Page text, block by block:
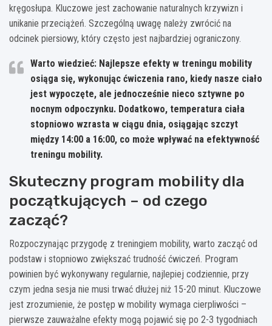
kręgosłupa. Kluczowe jest zachowanie naturalnych krzywizn i
unikanie przeciążeń. Szczególną uwagę należy zwrócić na
odcinek piersiowy, który często jest najbardziej ograniczony.
Warto wiedzieć: Najlepsze efekty w treningu mobility
osiąga się, wykonując ćwiczenia rano, kiedy nasze ciało
jest wypoczęte, ale jednocześnie nieco sztywne po
nocnym odpoczynku. Dodatkowo, temperatura ciała
stopniowo wzrasta w ciągu dnia, osiągając szczyt
między 14:00 a 16:00, co może wpływać na efektywność
treningu mobility.
Skuteczny program mobility dla
początkujących – od czego
zacząć?
Rozpoczynając przygodę z treningiem mobility, warto zacząć od
podstaw i stopniowo zwiększać trudność ćwiczeń. Program
powinien być wykonywany regularnie, najlepiej codziennie, przy
czym jedna sesja nie musi trwać dłużej niż 15-20 minut. Kluczowe
jest zrozumienie, że postęp w mobility wymaga cierpliwości –
pierwsze zauważalne efekty mogą pojawić się po 2-3 tygodniach